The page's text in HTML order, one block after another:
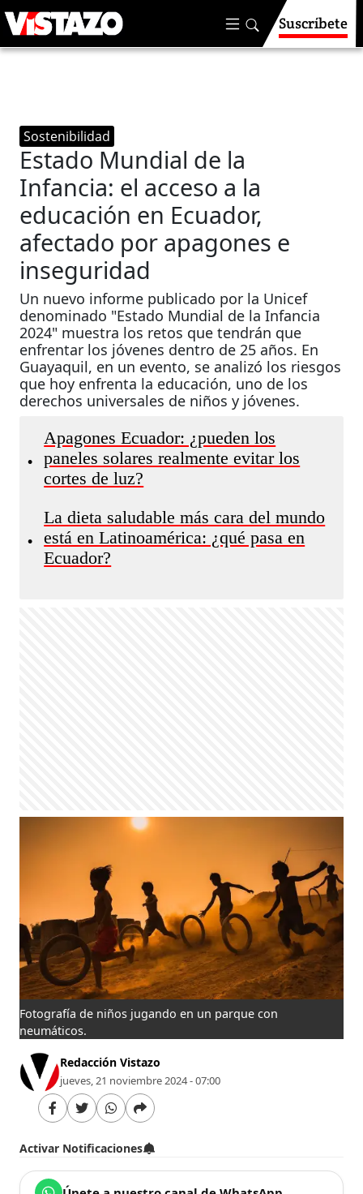
Suscríbete
Sostenibilidad
Estado Mundial de la
Infancia: el acceso a la
educación en Ecuador,
afectado por apagones e
inseguridad
Un nuevo informe publicado por la Unicef
denominado "Estado Mundial de la Infancia
2024" muestra los retos que tendrán que
enfrentar los jóvenes dentro de 25 años. En
Guayaquil, en un evento, se analizó los riesgos
que hoy enfrenta la educación, uno de los
derechos universales de niños y jóvenes.
•
Apagones Ecuador: ¿pueden los
paneles solares realmente evitar los
cortes de luz?
•
La dieta saludable más cara del mundo
está en Latinoamérica: ¿qué pasa en
Ecuador?
Fotografía de niños jugando en un parque con
neumáticos.
Redacción Vistazo
jueves, 21 noviembre 2024 - 07:00
Activar Notificaciones